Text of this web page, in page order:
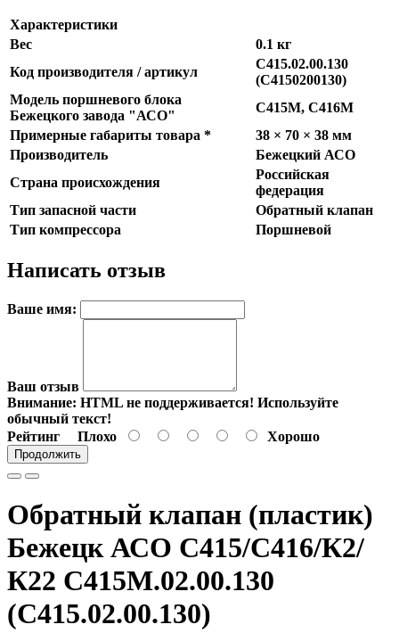
Характеристики
Вес
0.1 кг
Код производителя / артикул
С415.02.00.130
(С4150200130)
Модель поршневого блока
Бежецкого завода "АСО"
С415М, С416М
Примерные габариты товара *
38 × 70 × 38 мм
Производитель
Бежецкий АСО
Страна происхождения
Российская
федерация
Тип запасной части
Обратный клапан
Тип компрессора
Поршневой
Написать отзыв
Ваше имя:
Ваш отзыв
Внимание: HTML не поддерживается! Используйте
обычный текст!
Рейтинг Плохо Хорошо
Продолжить
Обратный клапан (пластик)
Бежецк АСО C415/C416/К2/
К22 С415М.02.00.130
(С415.02.00.130)